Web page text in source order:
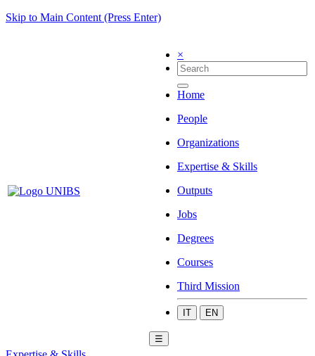
Skip to Main Content (Press Enter)
×
Home
People
Organizations
Expertise & Skills
Outputs
Jobs
Degrees
Courses
Third Mission
IT EN
☰